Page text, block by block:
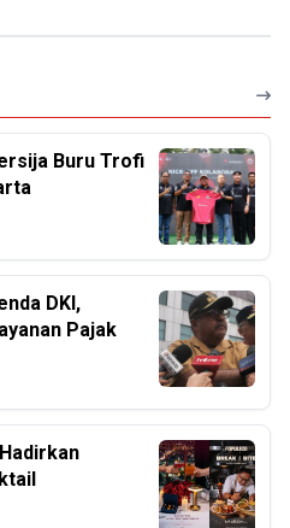
Buru Trofi
DKI,
Pajak